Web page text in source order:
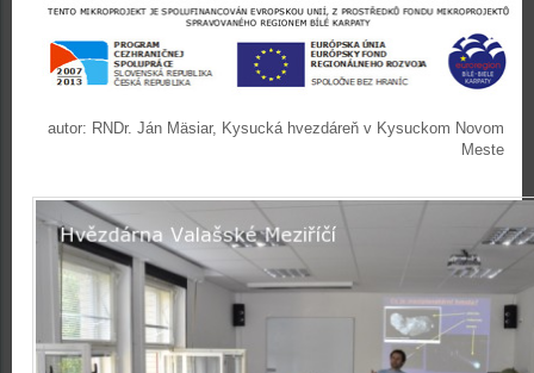
autor: RNDr. Ján Mäsiar, Kysucká hvezdáreň v Kysuckom Novom
Meste